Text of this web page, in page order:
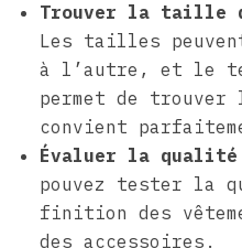
Trouver la taille
Les tailles
à l’autre, et le
permet de
convient
Évaluer la
pouvez tester la
finition des
des accessoires.